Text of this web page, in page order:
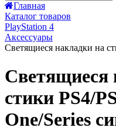
Главная
Каталог товаров
PlayStation 4
Аксессуары
Светящиеся накладки на
Светящиеся
стики PS4/
One/Series